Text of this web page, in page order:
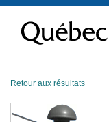
contenu
Retour aux résultats